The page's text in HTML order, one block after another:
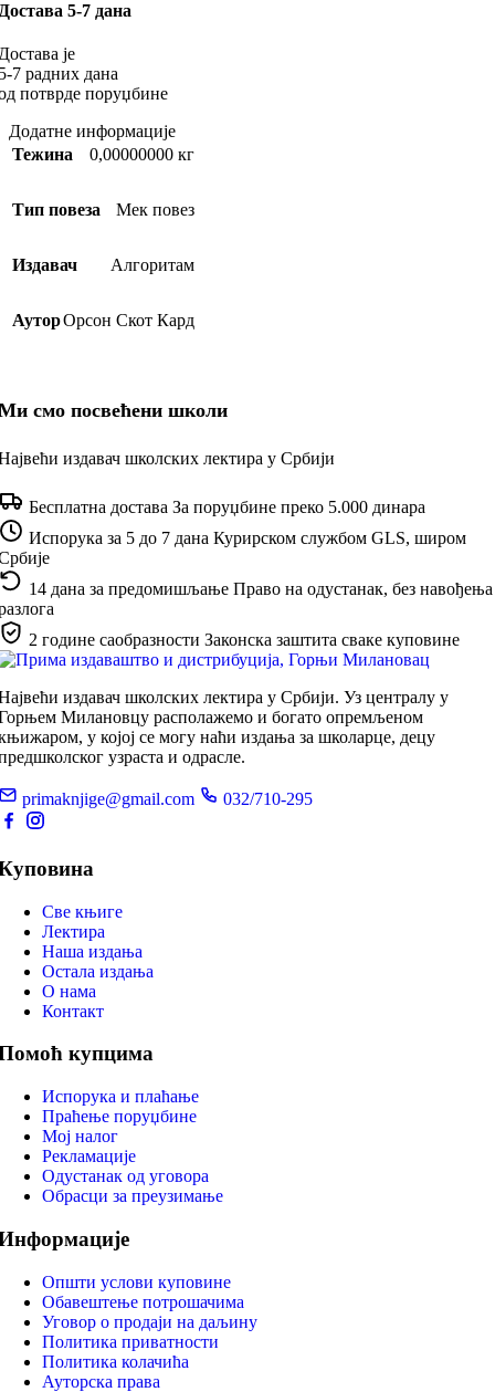
5-7 дана
је
7 радних дана
потврде поруџбине
Додатне информације
Тежина
0,00000000 кг
Тип повеза Мек повез
Издавач Алгоритам
АуторОрсон Скот Кард
смо посвећени школи
издавач школских лектира у Србији
Бесплатна достава За поруџбине преко 5.000 динара
Испорука за 5 до 7 дана Курирском службом GLS, широм
14 дана за предомишљање Право на одустанак, без навођења
2 године саобразности Законска заштита сваке куповине
издавач школских лектира у Србији. Уз централу у
Милановцу располажемо и богато опремљеном
у којој се могу наћи издања за школарце, децу
узраста и одрасле.
primaknjige@gmail.com 032/710-295
Све књиге
Лектира
Наша издања
Остала издања
О нама
Контакт
купцима
Испорука и плаћање
Праћење поруџбине
Мој налог
Рекламације
Одустанак од уговора
Обрасци за преузимање
Општи услови куповине
Обавештење потрошачима
Уговор о продаји на даљину
Политика приватности
Политика колачића
Ауторска права